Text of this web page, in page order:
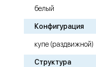
белый
Конфигурация
купе (раздвижной)
Структура